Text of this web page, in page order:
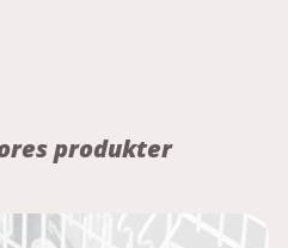
produkter